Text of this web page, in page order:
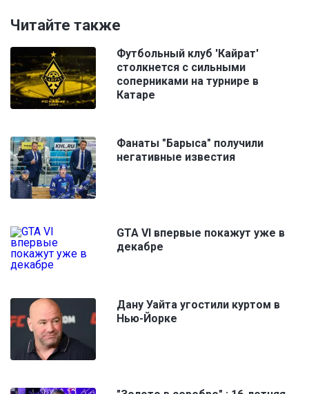
Читайте также
Футбольный клуб 'Кайрат'
столкнется с сильными
соперниками на турнире в
Катаре
Фанаты "Барыса" получили
негативные известия
GTA VI впервые покажут уже в
декабре
Дану Уайта угостили куртом в
Нью-Йорке